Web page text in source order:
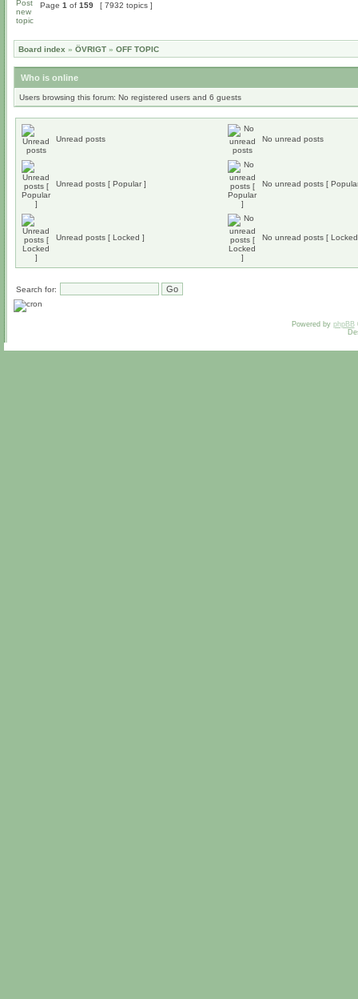
Page 1 of 159 [ 7932 topics ]
Board index » ÖVRIGT » OFF TOPIC
Who is online
Users browsing this forum: No registered users and 6 guests
Unread posts No unread posts
Unread posts [ Popular ] No unread posts [
Unread posts [ Locked ] No unread posts [
Search for:
Powered by phpBB